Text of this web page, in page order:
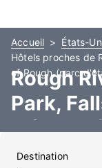
Accueil
États-
Hôtels proches de
of Rough (parc
Rough
Park,
d'état)
Destination